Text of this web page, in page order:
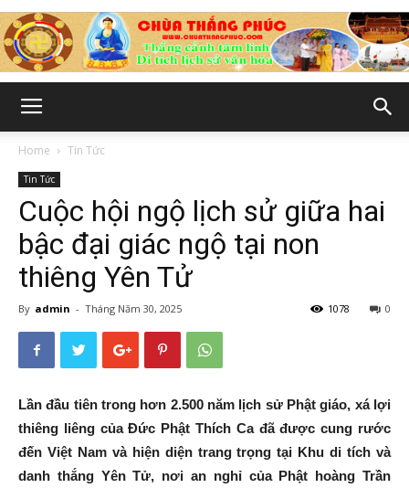
-
Home Tin Tức
Tin Tức
Cuộc hội ngộ lịch sử giữa hai
bậc đại giác ngộ tại non
thiêng Yên Tử
By admin - Tháng Năm 30, 2025 0
1078
Lần đầu tiên trong hơn 2.500 năm lịch sử Phật giáo, xá lợi
thiêng liêng của Đức Phật Thích Ca đã được cung rước
đến Việt Nam và hiện diện trang trọng tại Khu di tích và
danh thắng Yên Tử, nơi an nghỉ của Phật hoàng Trần